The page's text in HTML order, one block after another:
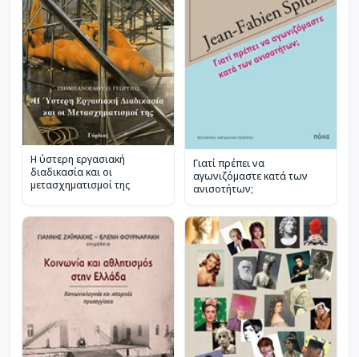
Η ύστερη εργασιακή
διαδικασία και οι
μετασχηματισμοί της
Γιατί πρέπει να
αγωνιζόμαστε κατά των
ανισοτήτων;